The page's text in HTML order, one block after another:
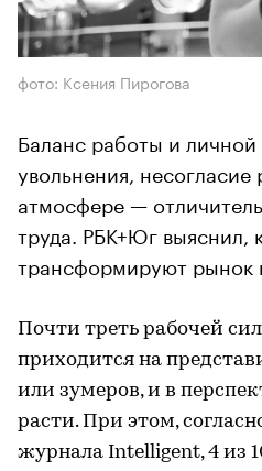
фото: Ксения Пирогова
Баланс работы и
увольнения, несогласие
атмосфере —
труда. РБК+Юг выяснил,
трансформируют
Почти треть рабочей
приходится на
или зумеров, и в
расти. При этом,
журнала Intelligent, 4 из